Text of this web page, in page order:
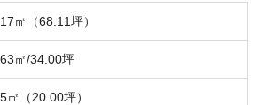
㎡（68.11坪）
㎡/34.00坪
㎡（20.00坪）